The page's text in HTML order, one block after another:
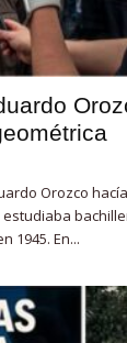
Orozco
1945. En...